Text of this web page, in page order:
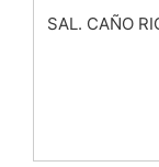
SAL. CAÑO